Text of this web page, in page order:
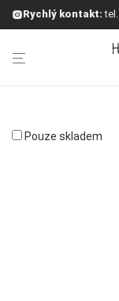
Rychlý kontakt: tel.
Pouze skladem